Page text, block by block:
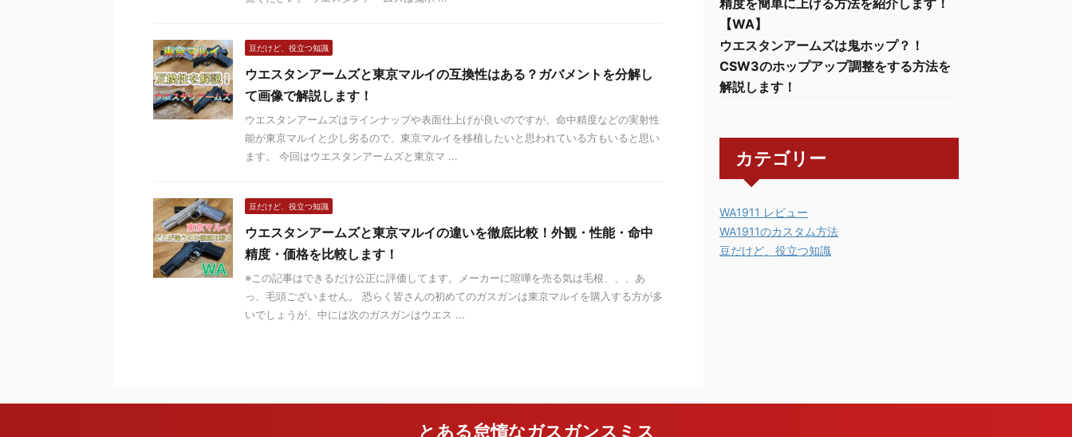
豆だけど、役立つ知識
ウエスタンアームズと東京マルイの互換性はある？ガバメントを分解し
て画像で解説します！
ウエスタンアームズはラインナップや表面仕上げが良いのですが、命中精度などの実射性
能が東京マルイと少し劣るので、東京マルイを移植したいと思われている方もいると思い
ます。 今回はウエスタンアームズと東京マ ...
豆だけど、役立つ知識
ウエスタンアームズと東京マルイの違いを徹底比較！外観・性能・命中
精度・価格を比較します！
※この記事はできるだけ公正に評価してます。メーカーに喧嘩を売る気は毛根、、、あ
っ、毛頭ございません。 恐らく皆さんの初めてのガスガンは東京マルイを購入する方が多
いでしょうが、中には次のガスガンはウエス ...
精度を簡単に上げる方法を紹介します！
【WA】
ウエスタンアームズは鬼ホップ？！
CSW3のホップアップ調整をする方法を
解説します！
カテゴリー
WA1911 レビュー
WA1911のカスタム方法
豆だけど、役立つ知識
とある怠惰なガスガンスミス